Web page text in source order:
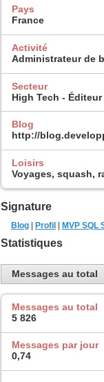
Pays
France
Activité
Administrateur de
Secteur
High Tech -
Blog
http://
Loisirs
Voyages, squash,
Signature
Blog Profil MVP SQL
Statistiques
Messages au total
Messages au total
5 826
Messages par jour
0,74